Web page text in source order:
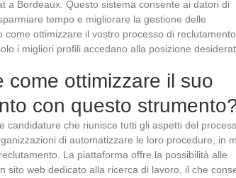
a Bordeaux. Questo sistema consente ai datori di
tempo e migliorare la gestione delle
ottimizzare il vostro processo di
i migliori profili accedano alla posizione
come ottimizzare il suo
con questo
candidature che riunisce tutti gli aspetti del
di automatizzare le loro procedure, in
La piattaforma offre la possibilità alle
sito web dedicato alla ricerca di lavoro, il che